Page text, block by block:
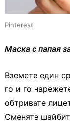
Pinterest
Маска с папая
Вземете един
го и го
обтривате
Сменяте